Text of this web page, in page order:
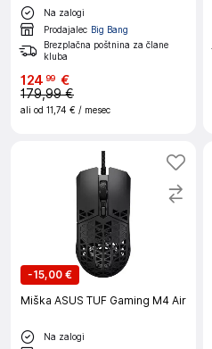
Na zalogi
Prodajalec Big Bang
Brezplačna poštnina za člane
kluba
124 99 €
179,99 €
ali od 11,74 € / mesec
-15,00 €
Miška ASUS TUF Gaming M4 Air
Na zalogi